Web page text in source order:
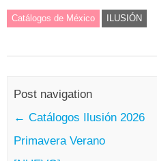
Catálogos de México ILUSIÓN
Post navigation
← Catálogos Ilusión 2026
Primavera Verano